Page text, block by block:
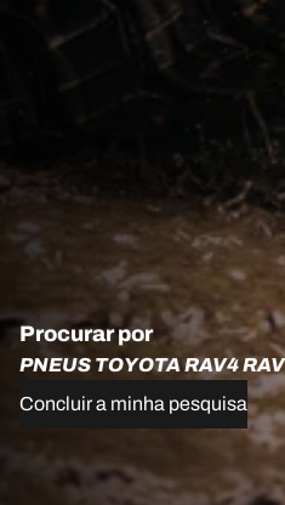
Procurar por
PNEUS TOYOTA RAV4
Concluir a minha pesquisa